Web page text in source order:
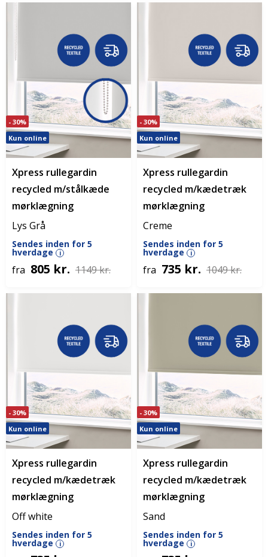
- 30%
Kun online
Xpress rullegardin
recycled m/stålkæde
mørklægning
Lys Grå
Sendes inden for 5
hverdage i
fra 805 kr. 1149 kr.
- 30%
Kun online
Xpress rullegardin
recycled m/kædetræk
mørklægning
Creme
Sendes inden for 5
hverdage i
fra 735 kr. 1049 kr.
- 30%
Kun online
Xpress rullegardin
recycled m/kædetræk
mørklægning
Off white
Sendes inden for 5
hverdage i
- 30%
Kun online
Xpress rullegardin
recycled m/kædetræk
mørklægning
Sand
Sendes inden for 5
hverdage i